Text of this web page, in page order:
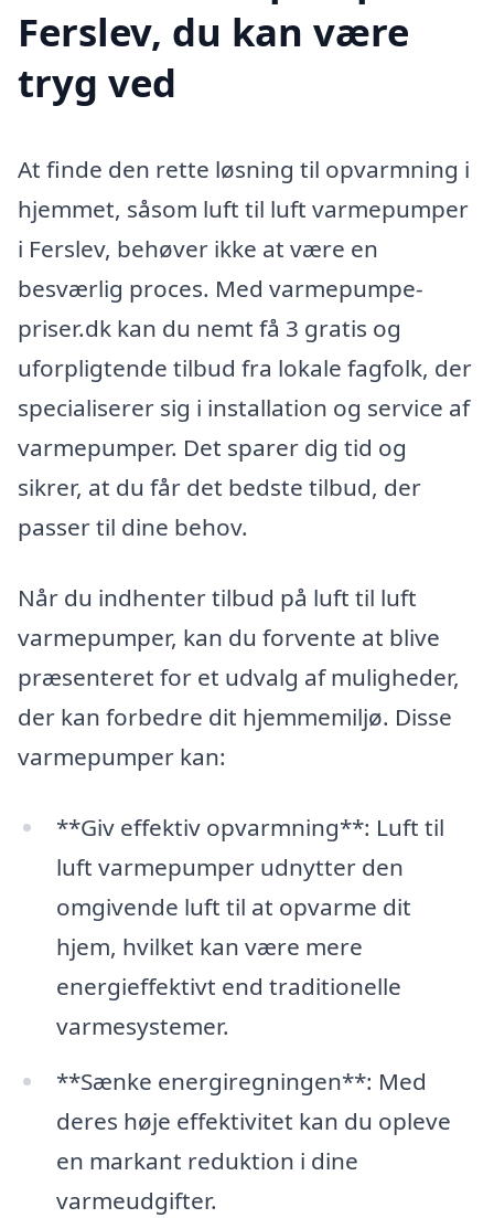
Ferslev, du kan være
tryg ved
At finde den rette løsning til opvarmning i
hjemmet, såsom luft til luft varmepumper
i Ferslev, behøver ikke at være en
besværlig proces. Med varmepumpe-
priser.dk kan du nemt få 3 gratis og
uforpligtende tilbud fra lokale fagfolk, der
specialiserer sig i installation og service af
varmepumper. Det sparer dig tid og
sikrer, at du får det bedste tilbud, der
passer til dine behov.
Når du indhenter tilbud på luft til luft
varmepumper, kan du forvente at blive
præsenteret for et udvalg af muligheder,
der kan forbedre dit hjemmemiljø. Disse
varmepumper kan:
**Giv effektiv opvarmning**: Luft til
luft varmepumper udnytter den
omgivende luft til at opvarme dit
hjem, hvilket kan være mere
energieffektivt end traditionelle
varmesystemer.
**Sænke energiregningen**: Med
deres høje effektivitet kan du opleve
en markant reduktion i dine
varmeudgifter.